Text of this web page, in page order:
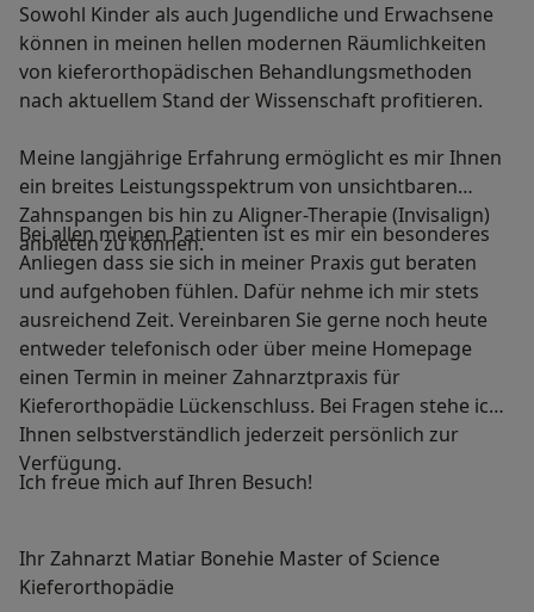
Sowohl Kinder als auch Jugendliche und Erwachsene
können in meinen hellen modernen Räumlichkeiten
von kieferorthopädischen Behandlungsmethoden
nach aktuellem Stand der Wissenschaft profitieren.
Meine langjährige Erfahrung ermöglicht es mir Ihnen
ein breites Leistungsspektrum von unsichtbaren
Zahnspangen bis hin zu Aligner-Therapie (Invisalign)
anbieten zu können.
Bei allen meinen Patienten ist es mir ein besonderes
Anliegen dass sie sich in meiner Praxis gut beraten
und aufgehoben fühlen. Dafür nehme ich mir stets
ausreichend Zeit. Vereinbaren Sie gerne noch heute
entweder telefonisch oder über meine Homepage
einen Termin in meiner Zahnarztpraxis für
Kieferorthopädie Lückenschluss. Bei Fragen stehe ich
Ihnen selbstverständlich jederzeit persönlich zur
Verfügung.
Ich freue mich auf Ihren Besuch!
Ihr Zahnarzt Matiar Bonehie Master of Science
Kieferorthopädie